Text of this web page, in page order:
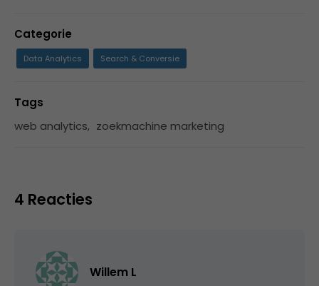
Categorie
Data Analytics Search & Conversie
Tags
web analytics, zoekmachine marketing
4 Reacties
Willem L